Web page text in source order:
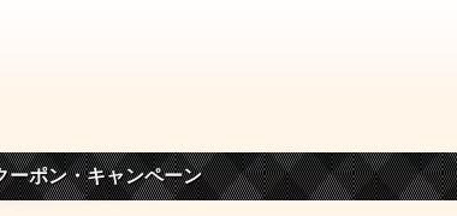
ーポン・キャンペーン